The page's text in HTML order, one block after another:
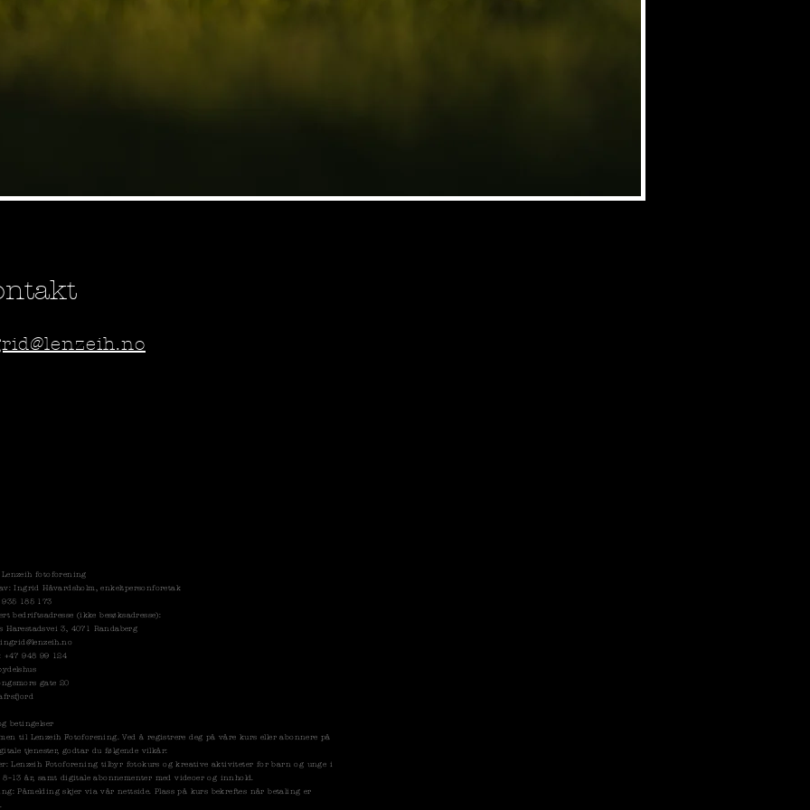
fotoforening
Ingrid Håvardsholm, enkeltpersonforetak
185 173
bedriftsadresse (ikke besøksadresse):
Harestadsvei 3, 4071 Randaberg
ingrid@lenzeih.no
+47 948 99 124
gate 20
betingelser
til Lenzeih Fotoforening. Ved å registrere deg på våre kurs eller abonnere på
tjenester, godtar du følgende vilkår:
Lenzeih Fotoforening tilbyr fotokurs og kreative aktiviteter for barn og unge i
8–13 år, samt digitale abonnementer med videoer og innhold.
Påmelding skjer via vår nettside. Plass på kurs bekreftes når betaling er